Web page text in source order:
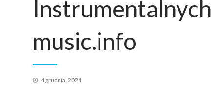
music.info
Opublikowane
4 grudnia, 2024